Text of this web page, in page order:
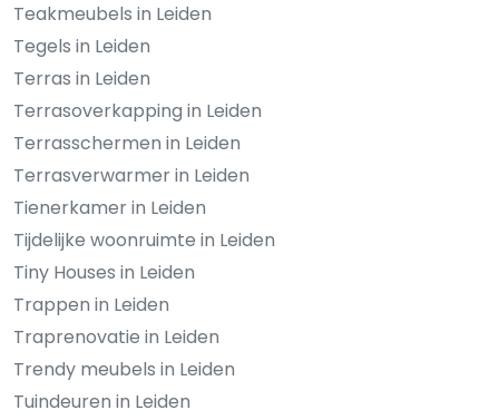
Teakmeubels in Leiden
Tegels in Leiden
Terras in Leiden
Terrasoverkapping in Leiden
Terrasschermen in Leiden
Terrasverwarmer in Leiden
Tienerkamer in Leiden
Tijdelijke woonruimte in Leiden
Tiny Houses in Leiden
Trappen in Leiden
Traprenovatie in Leiden
Trendy meubels in Leiden
Tuindeuren in Leiden